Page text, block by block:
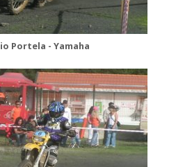
Portela - Yamaha